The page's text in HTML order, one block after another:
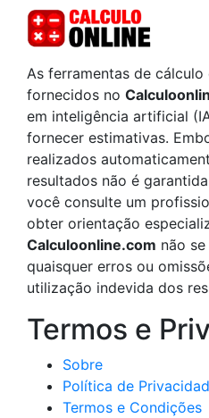
As ferramentas de
fornecidos no
em inteligência artificial
fornecer estimativas.
realizados
resultados não é
você consulte um
obter orientação
Calculoonline.com não
quaisquer erros ou
utilização indevida dos
Termos e
Sobre
Política de
Termos e Condições